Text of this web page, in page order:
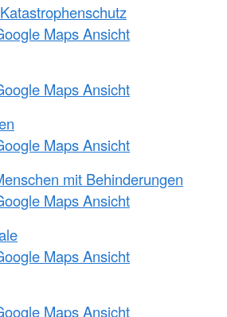
Maps Ansicht
Maps Ansicht
Maps Ansicht
mit Behinderungen
Maps Ansicht
Maps Ansicht
Maps Ansicht